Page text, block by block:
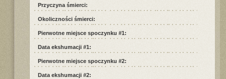
Przyczyna śmierci:
Okoliczności śmierci:
Pierwotne miejsce spoczynku #1:
Data ekshumacji #1:
Pierwotne miejsce spoczynku #2:
Data ekshumacji #2: